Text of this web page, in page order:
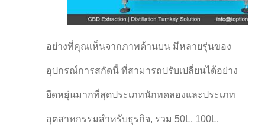
อย่างที่คุณเห็นจากภาพด้านบน มีหลายรุ่นของ
อุปกรณ์การสกัดนี้ ที่สามารถปรับเปลี่ยนได้อย่าง
ยืดหยุ่นมากที่สุดประเภทนักทดลองและประเภท
อุตสาหกรรมสําหรับธุรกิจ, รวม 50L, 100L,